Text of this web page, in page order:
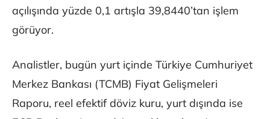
açılışında yüzde 0,1 artışla 39,8440’tan işlem
görüyor.
Analistler, bugün yurt içinde Türkiye Cumhuriyet
Merkez Bankası (TCMB) Fiyat Gelişmeleri
Raporu, reel efektif döviz kuru, yurt dışında ise